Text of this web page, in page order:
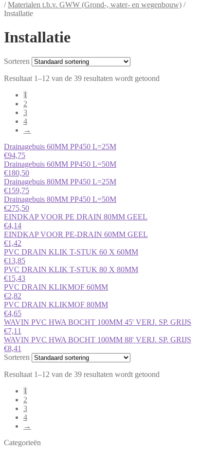
/Materialen t.b.v. GWW (Grond-, water- en wegenbouw) /
Installatie
Installatie
Sorteren
Resultaat 1–12 van de 39 resultaten wordt getoond
1
2
3
4
→
Drainagebuis 60MM PP450 L=25M
€94,75
Drainagebuis 60MM PP450 L=50M
€180,50
Drainagebuis 80MM PP450 L=25M
€159,75
Drainagebuis 80MM PP450 L=50M
€275,50
EINDKAP VOOR PE DRAIN 80MM GEEL
€4,14
EINDKAP VOOR PE-DRAIN 60MM GEEL
€1,42
PVC DRAIN KLIK T-STUK 60 X 60MM
€13,85
PVC DRAIN KLIK T-STUK 80 X 80MM
€15,43
PVC DRAIN KLIKMOF 60MM
€2,82
PVC DRAIN KLIKMOF 80MM
€4,65
WAVIN PVC HWA BOCHT 100MM 45' VERJ. SP. GRIJS
€7,11
WAVIN PVC HWA BOCHT 100MM 88' VERJ. SP. GRIJS
€8,41
Sorteren
Resultaat 1–12 van de 39 resultaten wordt getoond
1
2
3
4
→
Categorieën